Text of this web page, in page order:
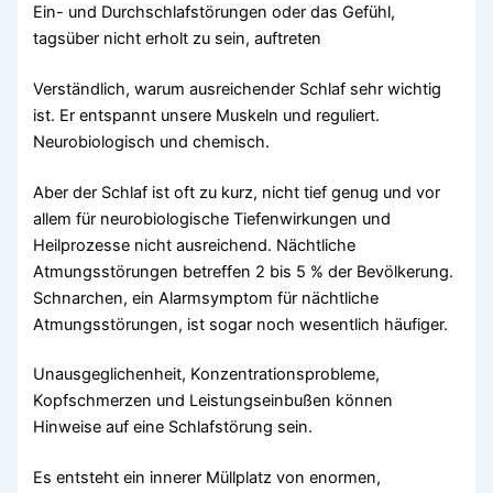
Ein- und Durchschlafstörungen oder das Gefühl,
tagsüber nicht erholt zu sein, auftreten
Verständlich, warum ausreichender Schlaf sehr wichtig
ist. Er entspannt unsere Muskeln und reguliert.
Neurobiologisch und chemisch.
Aber der Schlaf ist oft zu kurz, nicht tief genug und vor
allem für neurobiologische Tiefenwirkungen und
Heilprozesse nicht ausreichend. Nächtliche
Atmungsstörungen betreffen 2 bis 5 % der Bevölkerung.
Schnarchen, ein Alarmsymptom für nächtliche
Atmungsstörungen, ist sogar noch wesentlich häufiger.
Unausgeglichenheit, Konzentrationsprobleme,
Kopfschmerzen und Leistungseinbußen können
Hinweise auf eine Schlafstörung sein.
Es entsteht ein innerer Müllplatz von enormen,